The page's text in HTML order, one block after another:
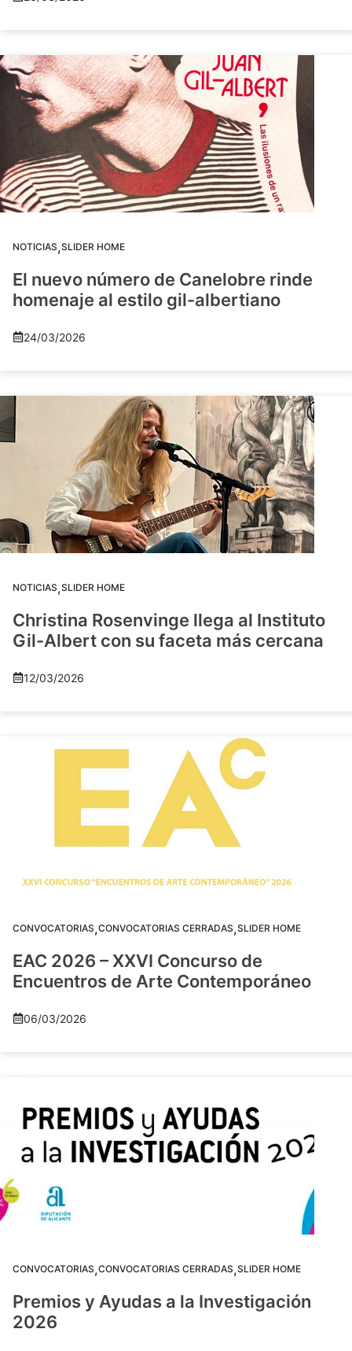
NOTICIAS,SLIDER HOME
El nuevo número de Canelobre rinde
homenaje al estilo gil-albertiano
24/03/2026
NOTICIAS,SLIDER HOME
Christina Rosenvinge llega al Instituto
Gil-Albert con su faceta más cercana
12/03/2026
CONVOCATORIAS,CONVOCATORIAS CERRADAS,SLIDER HOME
EAC 2026 – XXVI Concurso de
Encuentros de Arte Contemporáneo
06/03/2026
CONVOCATORIAS,CONVOCATORIAS CERRADAS,SLIDER HOME
Premios y Ayudas a la Investigación
2026